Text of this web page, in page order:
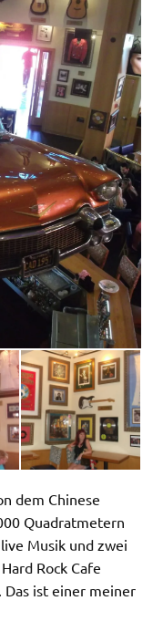
dem Chinese
Quadratmetern
Musik und zwei
Rock Cafe
Das ist einer meiner